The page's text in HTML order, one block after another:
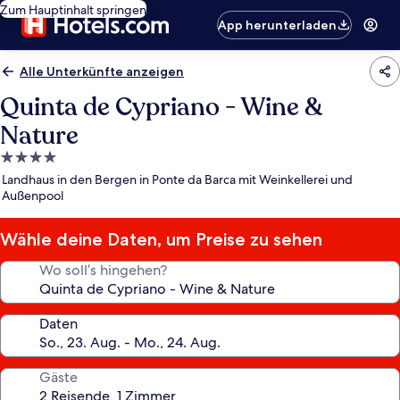
Zum Hauptinhalt springen
App herunterladen
Alle Unterkünfte anzeigen
Quinta de Cypriano - Wine &
Nature
4.0-
Sterne-
Unterkunft
Landhaus in den Bergen in Ponte da Barca mit Weinkellerei und
Außenpool
Wähle deine Daten, um Preise zu sehen
Wo soll’s hingehen?
Daten
Gäste